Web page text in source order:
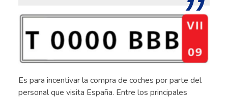
Es para incentivar la compra de coches por parte del
personal que visita España. Entre los principales